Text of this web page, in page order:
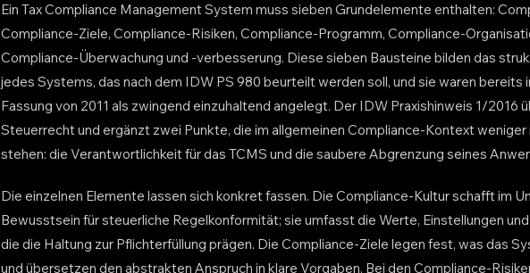
Ein Tax Compliance Management System muss sieben Grundelemente enthalten:
Compliance-Ziele, Compliance-Risiken, Compliance-Programm, Compliance-
Compliance-Überwachung und -verbesserung. Diese sieben Bausteine bilden das
jedes Systems, das nach dem IDW PS 980 beurteilt werden soll, und sie waren bereits
Fassung von 2011 als zwingend einzuhaltend angelegt. Der IDW Praxishinweis 1/2016
Steuerrecht und ergänzt zwei Punkte, die im allgemeinen Compliance-Kontext weniger
stehen: die Verantwortlichkeit für das TCMS und die saubere Abgrenzung seines
Die einzelnen Elemente lassen sich konkret fassen. Die Compliance-Kultur schafft im
Bewusstsein für steuerliche Regelkonformität; sie umfasst die Werte, Einstellungen
die die Haltung zur Pflichterfüllung prägen. Die Compliance-Ziele legen fest, was das
und übersetzen den abstrakten Anspruch in klare Vorgaben. Bei den Compliance-